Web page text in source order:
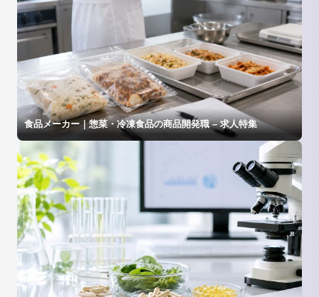
食品メーカー｜惣菜・冷凍食品の商品開発職 – 求人特集